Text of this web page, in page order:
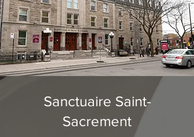
Sanctuaire Saint-
Sacrement